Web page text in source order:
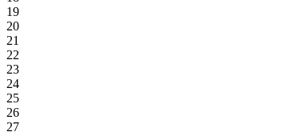
19
20
21
22
23
24
25
26
27